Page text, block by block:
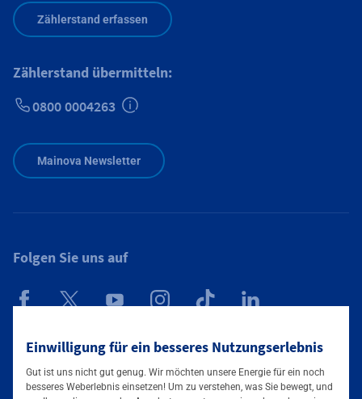
Einwilligung für ein besseres Nutzungserlebnis
Gut ist uns nicht gut genug. Wir möchten unsere Energie für ein noch
besseres Weberlebnis einsetzen! Um zu verstehen, was Sie bewegt, und
Zählerstand erfassen
Zählerstand übermitteln:
0800 0004263
Mainova Newsletter
Folgen Sie uns auf
Mainova App